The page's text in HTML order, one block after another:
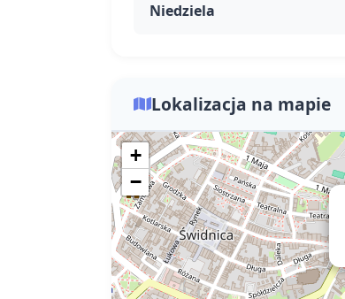
Niedziela
Lokalizacja na mapie
+
−